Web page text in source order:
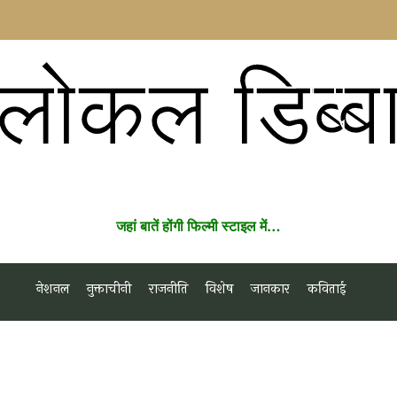
जहां बातें होंगी फिल्मी स्टाइल में…
नेशनल नुक्ताचीनी राजनीति विशेष जानकार कविताई